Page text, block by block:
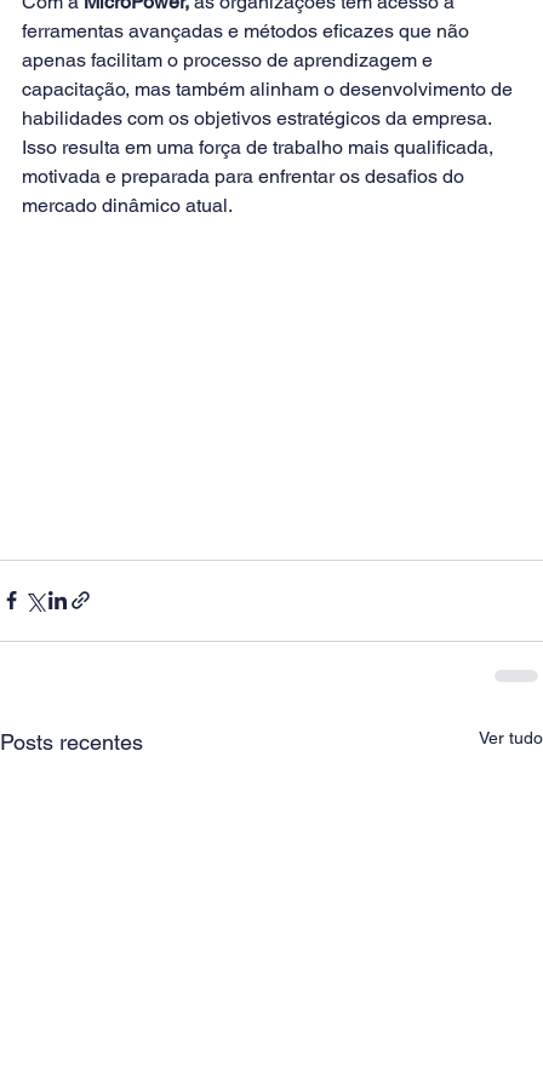
ferramentas avançadas e métodos eficazes que não
apenas facilitam o processo de aprendizagem e
capacitação, mas também alinham o desenvolvimento de
habilidades com os objetivos estratégicos da empresa.
Isso resulta em uma força de trabalho mais qualificada,
motivada e preparada para enfrentar os desafios do
mercado dinâmico atual.
Posts recentes Ver tudo